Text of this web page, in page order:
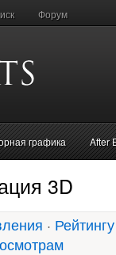
Форум
графика After
3D
· Рейтингу